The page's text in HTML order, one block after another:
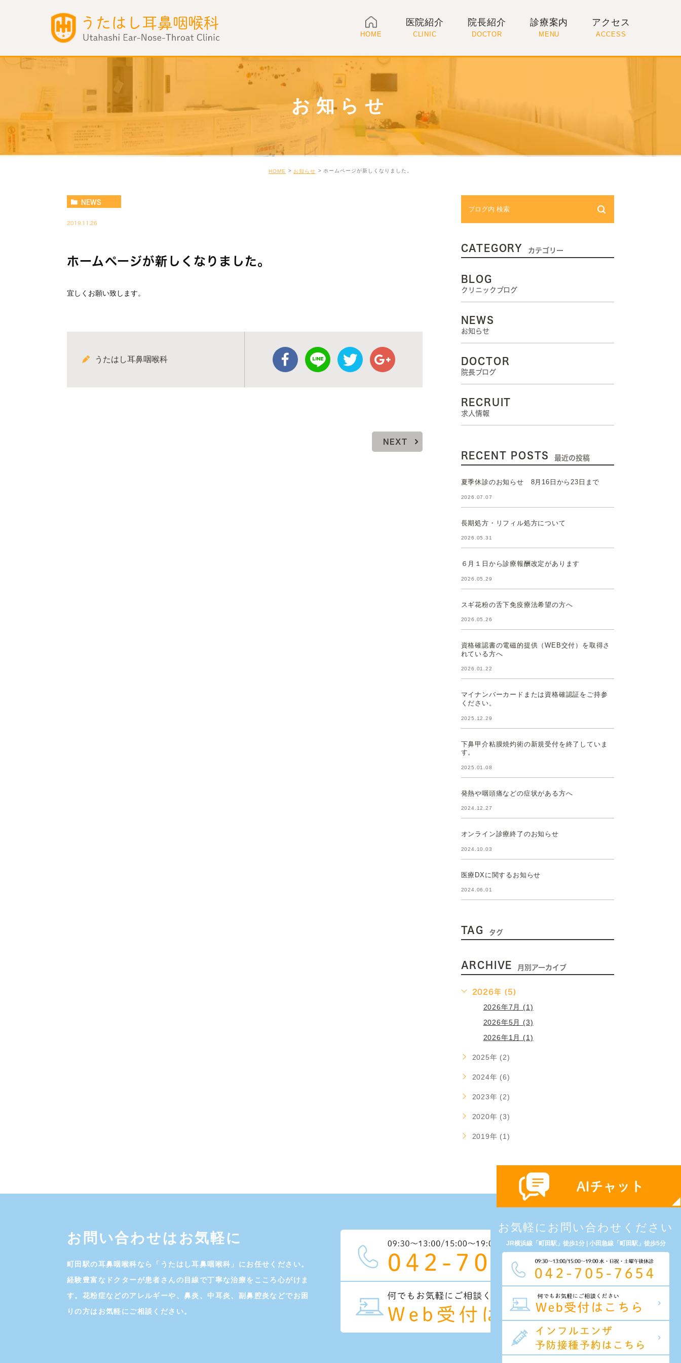
HOME
医院紹介
CLINIC
院長紹介
DOCTOR
診療案内
MENU
アクセス
ACCESS
お知らせ
HOME お知らせ ホームページが新しくなりました。
NEWS
2019.11.26
ホームページが新しくなりました。
宜しくお願い致します。
うたはし耳鼻咽喉科
NEXT
CATEGORY カテゴリー
BLOG
クリニックブログ
NEWS
お知らせ
DOCTOR
院長ブログ
RECRUIT
求人情報
RECENT POSTS 最近の投稿
夏季休診のお知らせ 8月16日から23日まで
2026.07.07
長期処方・リフィル処方について
2026.05.31
６月１日から診療報酬改定があります
2026.05.29
スギ花粉の舌下免疫療法希望の方へ
2026.05.26
資格確認書の電磁的提供（WEB交付）を取得さ
れている方へ
2026.01.22
マイナンバーカードまたは資格確認証をご持参
ください。
2025.12.29
下鼻甲介粘膜焼灼術の新規受付を終了していま
す。
2025.01.08
発熱や咽頭痛などの症状がある方へ
2024.12.27
オンライン診療終了のお知らせ
2024.10.03
医療DXに関するお知らせ
2024.06.01
TAG タグ
ARCHIVE 月別アーカイブ
2026年 (5)
2026年7月 (1)
2026年5月 (3)
2026年1月 (1)
2025年 (2)
2024年 (6)
2023年 (2)
2020年 (3)
2019年 (1)
お問い合わせはお気軽に
町田駅の耳鼻咽喉科なら「うたはし耳鼻咽喉科」にお任せください。
経験豊富なドクターが患者さんの目線で丁寧な治療をこころ心がけま
す。花粉症などのアレルギーや、鼻炎、中耳炎、副鼻腔炎などでお困
りの方はお気軽にご相談ください。
お気軽にお問い合わせください
JR横浜線「町田駅」徒歩1分 | 小田急線「町田駅」徒歩5分